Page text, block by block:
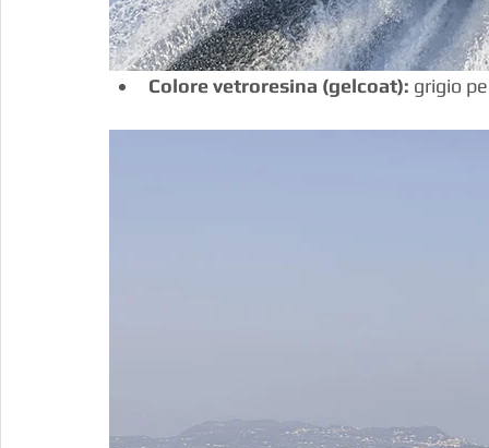
Colore vetroresina (gelcoat): grigio